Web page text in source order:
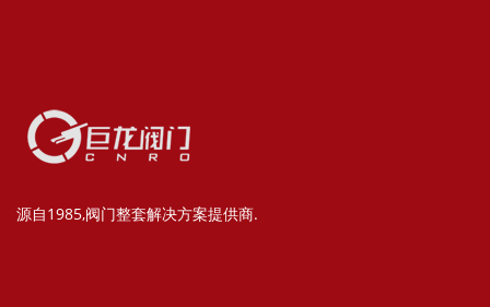
源自1985,阀门整套解决方案提供商.